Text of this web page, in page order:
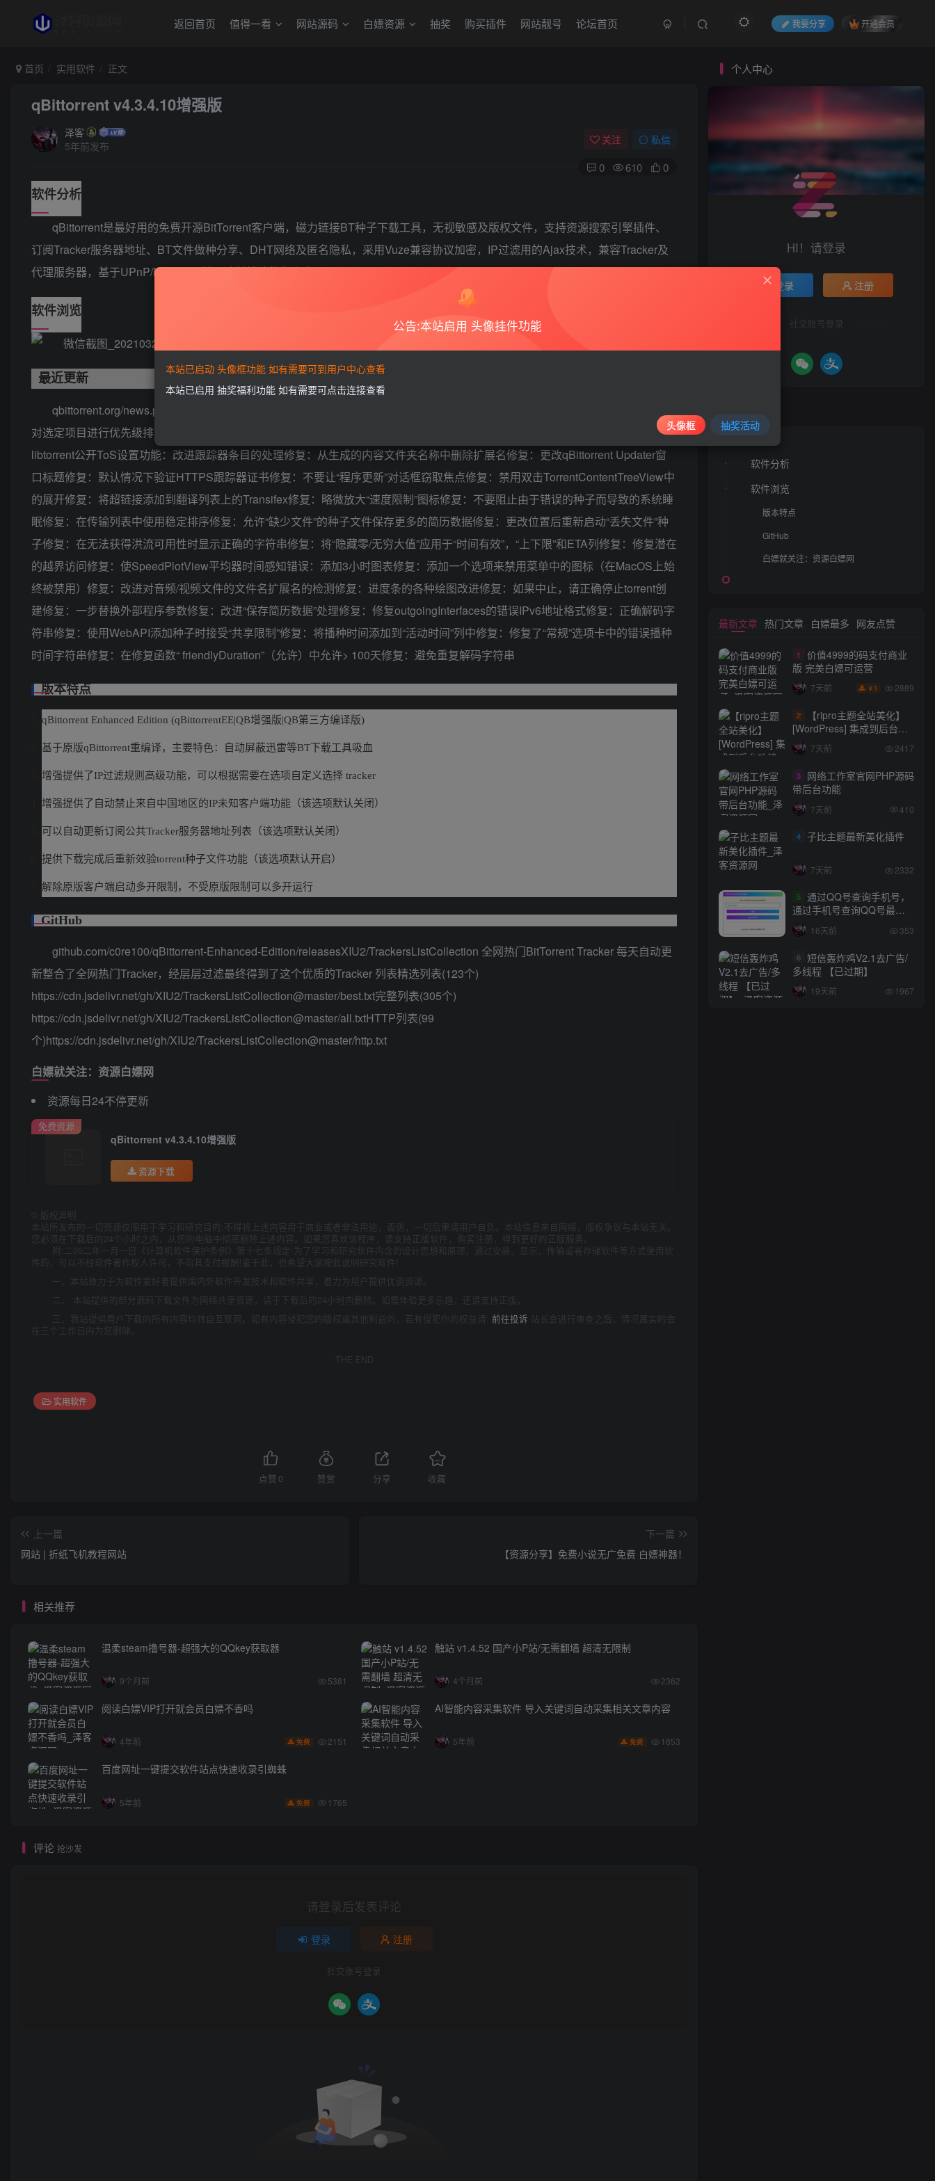
返回首页 值得一看 网站源码 白嫖资源 抽奖 购买插件 网站靓号 论坛首页 我要分享 开通会员
首页 实用软件 正文
qBittorrent v4.3.4.10增强版
泽客
5年前发布
关注 私信
0 610 0
软件分析
qBittorrent是最好用的免费开源BitTorrent客户端，磁力链接BT种子下载工具，无视敏感及版权文件，支持资源搜索引擎插件、
订阅Tracker服务器地址、BT文件做种分享、DHT网络及匿名隐私，采用Vuze兼容协议加密，IP过滤用的Ajax技术，兼容Tracker及
代理服务器，基于UPnP/NAT-PMP端口映射排队优先次序。
软件浏览
最近更新
qbittorrent.org/news.phpgithub.com/c0re100/qBittorrent-Enhanced-Edition2021.03.29 v4.3.4.10功能：添加了按显示的文件顺序
对选定项目进行优先级排序的功能功能：允许选项卡转义“编辑跟踪器”对话框中的文本框功能：支持转帐清单中的子分类功能：从
libtorrent公开ToS设置功能：改进跟踪器条目的处理修复：从生成的内容文件夹名称中删除扩展名修复：更改qBittorrent Updater窗
口标题修复：默认情况下验证HTTPS跟踪器证书修复：不要让“程序更新”对话框窃取焦点修复：禁用双击TorrentContentTreeView中
的展开修复：将超链接添加到翻译列表上的Transifex修复：略微放大“速度限制”图标修复：不要阻止由于错误的种子而导致的系统睡
眠修复：在传输列表中使用稳定排序修复：允许“缺少文件”的种子文件保存更多的简历数据修复：更改位置后重新启动“丢失文件”种
子修复：在无法获得洪流可用性时显示正确的字符串修复：将“隐藏零/无穷大值”应用于“时间有效”，“上下限”和ETA列修复：修复潜在
的越界访问修复：使SpeedPlotView平均器时间感知错误：添加3小时图表修复：添加一个选项来禁用菜单中的图标（在MacOS上始
终被禁用）修复：改进对音频/视频文件的文件名扩展名的检测修复：进度条的各种绘图改进修复：如果中止，请正确停止torrent创
建修复：一步替换外部程序参数修复：改进“保存简历数据”处理修复：修复outgoingInterfaces的错误IPv6地址格式修复：正确解码字
符串修复：使用WebAPI添加种子时接受“共享限制”修复：将播种时间添加到“活动时间”列中修复：修复了“常规”选项卡中的错误播种
时间字符串修复：在修复函数“ friendlyDuration”（允许）中允许> 100天修复：避免重复解码字符串
版本特点
qBittorrent Enhanced Edition (qBittorrentEE|QB增强版|QB第三方编译版)
基于原版qBittorrent重编译，主要特色：自动屏蔽迅雷等BT下载工具吸血
增强提供了IP过滤规则高级功能，可以根据需要在选项自定义选择 tracker
增强提供了自动禁止来自中国地区的IP未知客户端功能（该选项默认关闭）
可以自动更新订阅公共Tracker服务器地址列表（该选项默认关闭）
提供下载完成后重新效验torrent种子文件功能（该选项默认开启）
解除原版客户端启动多开限制，不受原版限制可以多开运行
GitHub
github.com/c0re100/qBittorrent-Enhanced-Edition/releasesXIU2/TrackersListCollection 全网热门BitTorrent Tracker 每天自动更
新整合了全网热门Tracker，经层层过滤最终得到了这个优质的Tracker 列表精选列表(123个)
https://cdn.jsdelivr.net/gh/XIU2/TrackersListCollection@master/best.txt完整列表(305个)
https://cdn.jsdelivr.net/gh/XIU2/TrackersListCollection@master/all.txtHTTP列表(99
个)https://cdn.jsdelivr.net/gh/XIU2/TrackersListCollection@master/http.txt
白嫖就关注：资源白嫖网
资源每日24不停更新
免费资源
qBittorrent v4.3.4.10增强版
资源下载
版权声明
本站所发布的一切资源仅限用于学习和研究目的;不得将上述内容用于商业或者非法用途，否则，一切后果请用户自负。本站信息来自网络，版权争议与本站无关。
您必须在下载后的24个小时之内，从您的电脑中彻底删除上述内容。如果您喜欢该程序，请支持正版软件，购买注册，得到更好的正版服务。
附:二00二年一月一日《计算机软件保护条例》第十七条规定:为了学习和研究软件内含的设计思想和原理，通过安装、显示、传输或者存储软件等方式使用软
件的，可以不经软件著作权人许可，不向其支付报酬!鉴于此，也希望大家按此说明研究软件!
一、本站致力于为软件爱好者提供国内外软件开发技术和软件共享，着力为用户提供优资资源。
二、 本站提供的部分源码下载文件为网络共享资源，请于下载后的24小时内删除。如需体验更多乐趣，还请支持正版。
三、我站提供用户下载的所有内容均转自互联网。如有内容侵犯您的版权或其他利益的，若有侵犯你的权益请: 前往投诉 站长会进行审查之后，情况属实的会
在三个工作日内为您删除。
THE END
实用软件
点赞 0 赞赏 分享 收藏
上一篇
网站 | 折纸飞机教程网站
下一篇
【资源分享】免费小说无广免费 白嫖神器！
相关推荐
温柔steam撸号器-超强大的QQkey获取器
9个月前 5381
触站 v1.4.52 国产小P站/无需翻墙 超清无限制
4个月前 2362
阅读白嫖VIP打开就会员白嫖不香吗
4年前 免费 2151
AI智能内容采集软件 导入关键词自动采集相关文章内容
5年前 免费 1853
百度网址一键提交软件站点快速收录引蜘蛛
5年前 免费 1765
评论 抢沙发
请登录后发表评论
登录 注册
社交账号登录
个人中心
HI！请登录
登录 注册
社交账号登录
软件分析
软件浏览
版本特点
GitHub
白嫖就关注：资源白嫖网
最新文章 热门文章 白嫖最多 网友点赞
1
价值4999的码支付商业
版 完美白嫖可运营
7天前 ￥ 1 2889
2
【ripro主题全站美化】
[WordPress] 集成到后台功
能的全站美化包
WordPress…
7天前 2417
3
网络工作室官网PHP源码
带后台功能
7天前 410
4 子比主题最新美化插件
7天前 2332
5 通过QQ号查询手机号，
通过手机号查询QQ号最新
网站源码
16天前 353
6 短信轰炸鸡V2.1去广告/
多线程 【已过期】
19天前 1967
公告:本站启用 头像挂件功能
本站已启动 头像框功能 如有需要可到用户中心查看
本站已启用 抽奖福利功能 如有需要可点击连接查看
头像框 抽奖活动